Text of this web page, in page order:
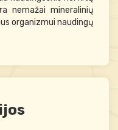
nemažai mineralinių
organizmui naudingų